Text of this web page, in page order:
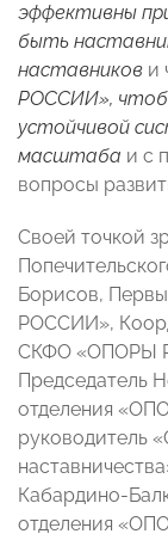
эффективны
быть
наставников и
РОССИИ»,
устойчивой
масштаба и с
вопросы
Своей точкой
Борисов,
РОССИИ»,
СКФО «ОПОРЫ
Председатель
отделения
руководитель
Кабардино-
отделения